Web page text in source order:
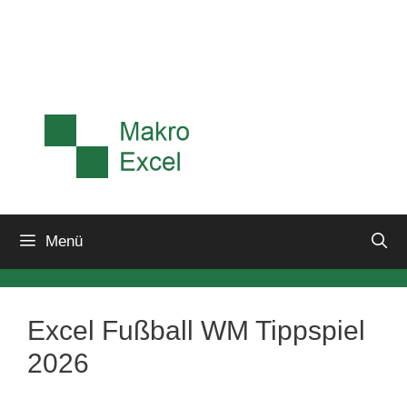
Menü
Excel Fußball WM Tippspiel
2026